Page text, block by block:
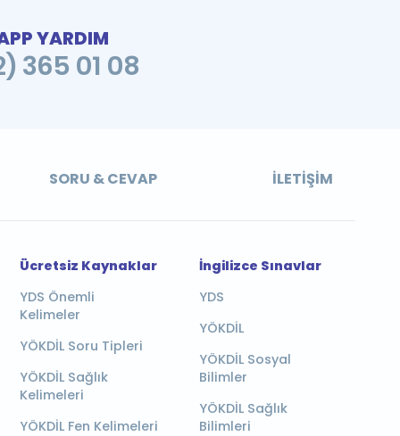
YARDIM
365 01 08
SORU & CEVAP İLETIŞIM
Ücretsiz Kaynaklar
YDS Önemli
Kelimeler
YÖKDİL Soru Tipleri
YÖKDİL Sağlık
Kelimeleri
YÖKDİL Fen Kelimeleri
İngilizce Sınavlar
YDS
YÖKDİL
YÖKDİL Sosyal
Bilimler
YÖKDİL Sağlık
Bilimleri